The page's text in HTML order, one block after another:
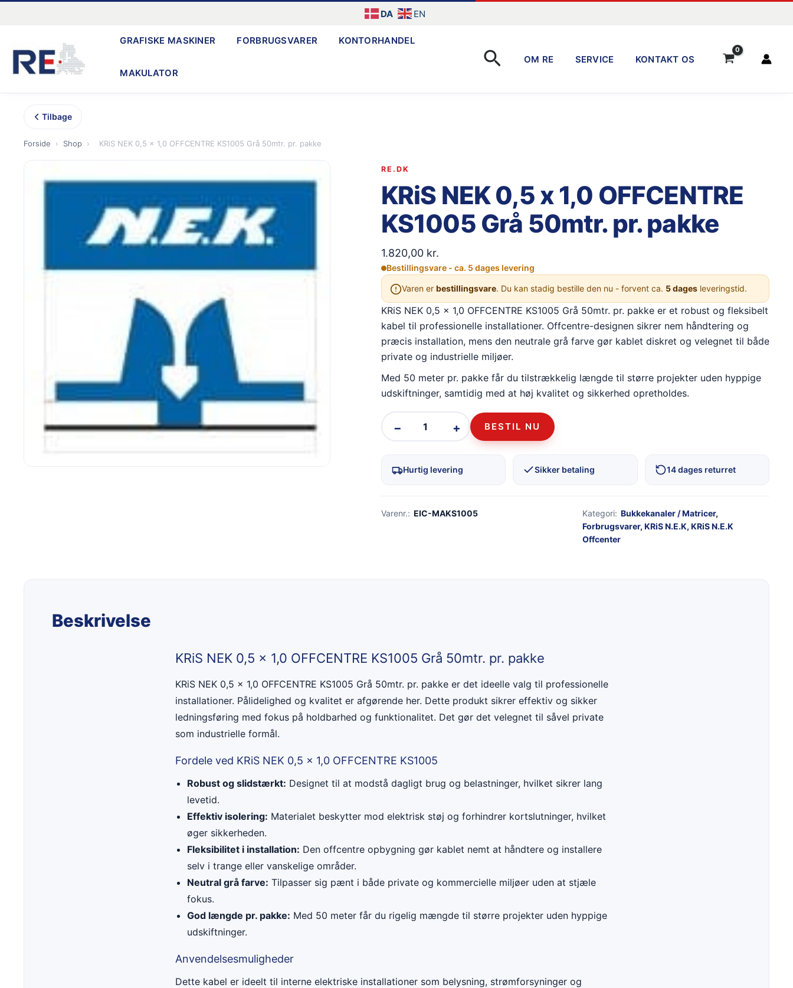
indholdet
DA EN
GRAFISKE MASKINER FORBRUGSVARER KONTORHANDEL
MAKULATOR
Søg OM RE SERVICE KONTAKT OS
Tilbage
Forside › Shop › KRiS NEK 0,5 x 1,0 OFFCENTRE KS1005 Grå 50mtr. pr. pakke
RE.DK
KRiS NEK 0,5 x 1,0 OFFCENTRE
KS1005 Grå 50mtr. pr. pakke
1.820,00 kr.
Bestillingsvare - ca. 5 dages levering
Varen er bestillingsvare. Du kan stadig bestille den nu - forvent ca. 5 dagesleveringstid.
KRiS NEK 0,5 x 1,0 OFFCENTRE KS1005 Grå 50mtr. pr. pakke er et robust og fleksibelt
kabel til professionelle installationer. Offcentre-designen sikrer nem håndtering og
præcis installation, mens den neutrale grå farve gør kablet diskret og velegnet til både
private og industrielle miljøer.
Med 50 meter pr. pakke får du tilstrækkelig længde til større projekter uden hyppige
udskiftninger, samtidig med at høj kvalitet og sikkerhed opretholdes.
− + BESTIL NU
Hurtig levering Sikker betaling 14 dages returret
Varenr.: EIC-MAKS1005 Kategori: Bukkekanaler / Matricer,
Forbrugsvarer, KRiS N.E.K, KRiS N.E.K
Offcenter
Beskrivelse
KRiS NEK 0,5 x 1,0 OFFCENTRE KS1005 Grå 50mtr. pr. pakke
KRiS NEK 0,5 x 1,0 OFFCENTRE KS1005 Grå 50mtr. pr. pakke er det ideelle valg til professionelle
installationer. Pålidelighed og kvalitet er afgørende her. Dette produkt sikrer effektiv og sikker
ledningsføring med fokus på holdbarhed og funktionalitet. Det gør det velegnet til såvel private
som industrielle formål.
Fordele ved KRiS NEK 0,5 x 1,0 OFFCENTRE KS1005
Robust og slidstærkt: Designet til at modstå dagligt brug og belastninger, hvilket sikrer lang
levetid.
Effektiv isolering: Materialet beskytter mod elektrisk støj og forhindrer kortslutninger, hvilket
øger sikkerheden.
Fleksibilitet i installation: Den offcentre opbygning gør kablet nemt at håndtere og installere
selv i trange eller vanskelige områder.
Neutral grå farve: Tilpasser sig pænt i både private og kommercielle miljøer uden at stjæle
fokus.
God længde pr. pakke: Med 50 meter får du rigelig mængde til større projekter uden hyppige
udskiftninger.
Anvendelsesmuligheder
Dette kabel er ideelt til interne elektriske installationer som belysning, strømforsyninger og